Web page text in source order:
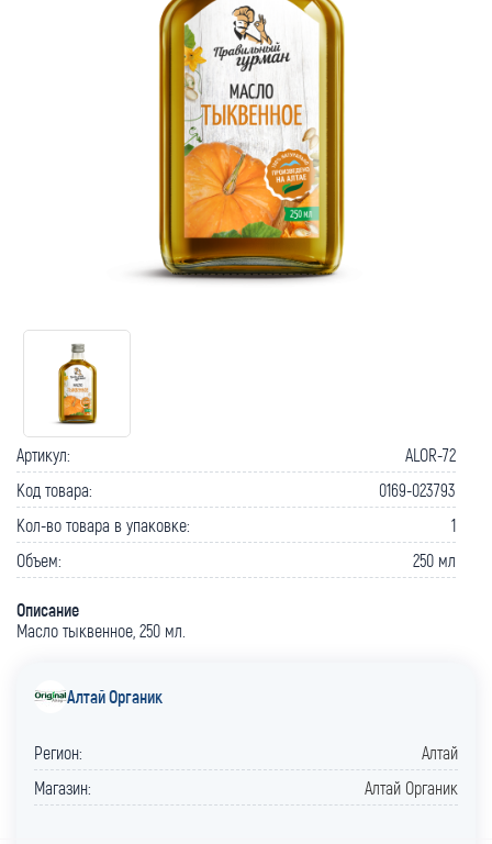
Артикул:
ALOR-72
Код товара:
0169-023793
Кол-во товара в упаковке:
1
Объем:
250 мл
Описание
Масло тыквенное, 250 мл.
Алтай Органик
Регион:
Алтай
Магазин:
Алтай Органик